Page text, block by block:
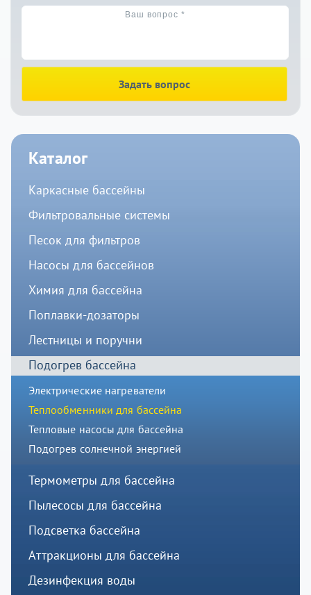
Задать вопрос
Каталог
Каркасные бассейны
Фильтровальные системы
Песок для фильтров
Насосы для бассейнов
Химия для бассейна
Поплавки-дозаторы
Лестницы и поручни
Подогрев бассейна
Электрические нагреватели
Теплообменники для бассейна
Тепловые насосы для бассейна
Подогрев солнечной энергией
Термометры для бассейна
Пылесосы для бассейна
Подсветка бассейна
Аттракционы для бассейна
Дезинфекция воды